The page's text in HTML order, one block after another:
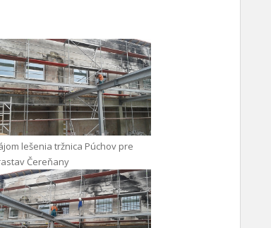
lešenia tržnica Púchov pre
Čereňany